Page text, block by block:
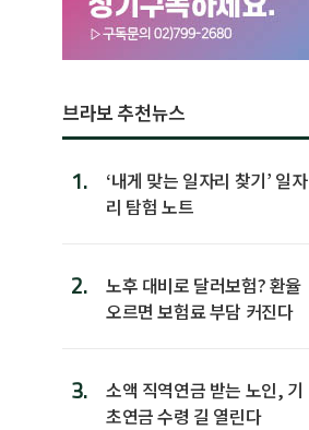
브라보 추천뉴스
1.
‘내게 맞는 일자리 찾기’ 일자
리 탐험 노트
2.
노후 대비로 달러보험? 환율
오르면 보험료 부담 커진다
3.
소액 직역연금 받는 노인, 기
초연금 수령 길 열린다